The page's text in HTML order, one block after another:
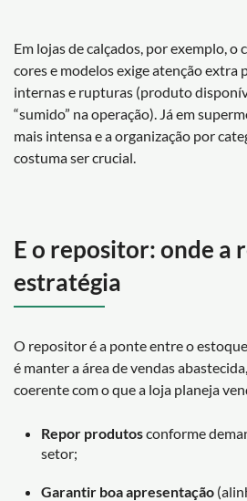
Em lojas de calçados, por exemplo, o
cores e modelos exige atenção extra
internas e rupturas (produto
“sumido” na operação). Já em
mais intensa e a organização por
costuma ser crucial.
E o repositor: onde a
estratégia
O repositor é a ponte entre o
é manter a área de vendas
coerente com o que a loja planeja
Repor produtosconforme
setor;
Garantir boa apresentação